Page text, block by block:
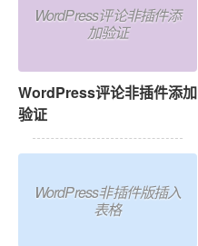
WordPress评论非插件添
加验证
WordPress评论非插件添加
验证
WordPress非插件版插入
表格